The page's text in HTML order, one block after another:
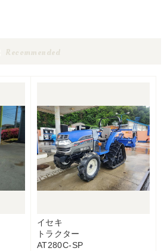
Recommended
イセキ
トラクター
AT280C-SP